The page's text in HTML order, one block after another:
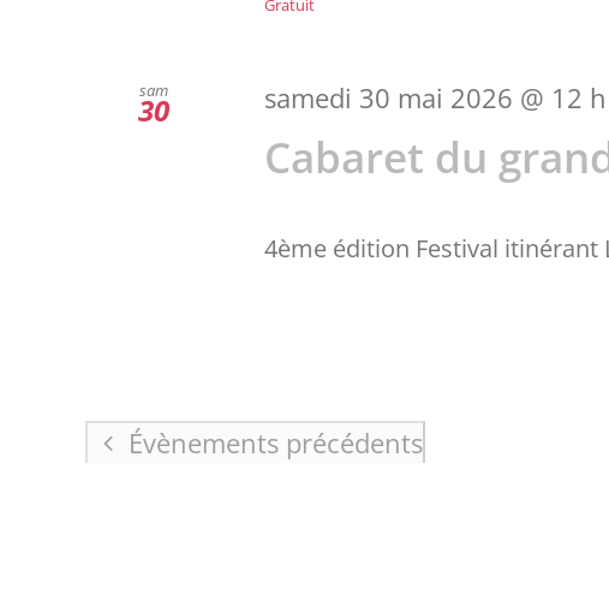
Gratuit
sam
30 samedi 30 mai 2026 @ 12
Cabaret du
4ème édition Festival itinérant
Évènements précédents